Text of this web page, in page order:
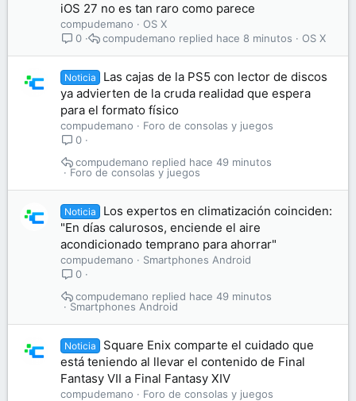
iOS 27 no es tan raro como parece
compudemano
OS X
0
OS X
hace 8 minutos
compudemano
Noticia
Las cajas de la PS5 con lector de discos
ya advierten de la cruda realidad que espera
para el formato físico
compudemano
Foro de consolas y juegos
0
Foro de consolas y juegos
hace 49 minutos
compudemano
Noticia
Los expertos en climatización coinciden:
"En días calurosos, enciende el aire
acondicionado temprano para ahorrar"
compudemano
Smartphones Android
0
Smartphones Android
hace 49 minutos
compudemano
Noticia
Square Enix comparte el cuidado que
está teniendo al llevar el contenido de Final
Fantasy VII a Final Fantasy XIV
compudemano
Foro de consolas y juegos